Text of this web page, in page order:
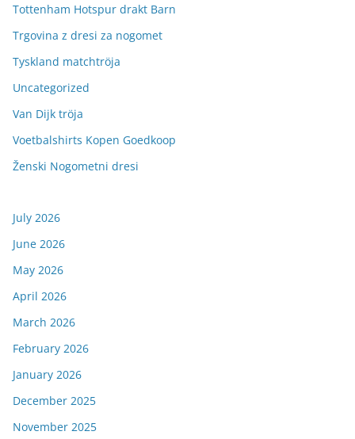
Tottenham Hotspur drakt Barn
Trgovina z dresi za nogomet
Tyskland matchtröja
Uncategorized
Van Dijk tröja
Voetbalshirts Kopen Goedkoop
Ženski Nogometni dresi
July 2026
June 2026
May 2026
April 2026
March 2026
February 2026
January 2026
December 2025
November 2025